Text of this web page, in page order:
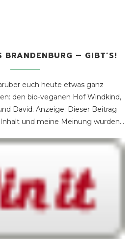
BRANDENBURG – GIBT’S!
euch heute etwas ganz
den bio-veganen Hof Windkind,
David. Anzeige: Dieser Beitrag
und meine Meinung wurden…